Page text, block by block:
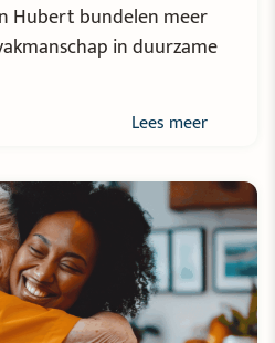
Hubert bundelen meer
in duurzame
Lees meer